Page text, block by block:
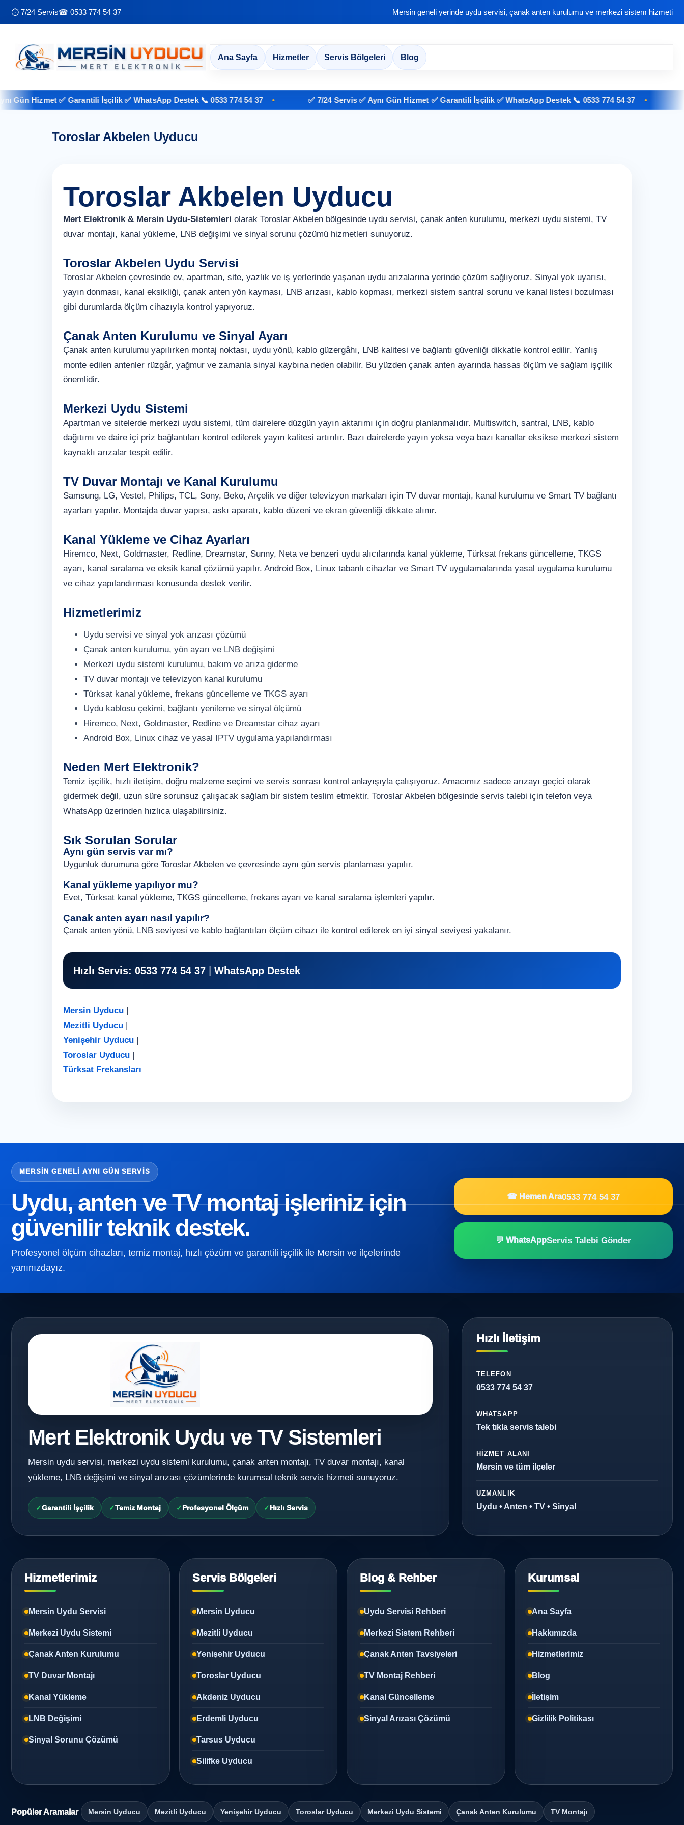
⏱ 7/24 Servis☎ 0533 774 54 37 Mersin geneli yerinde uydu servisi, çanak anten kurulumu ve merkezi sistem hizmeti
Ana Sayfa Hizmetler Servis Bölgeleri Blog
Hizmet ✅ Garantili İşçilik ✅ WhatsApp Destek 📞 0533 774 54 37 ✅ 7/24 Servis ✅ Aynı Gün Hizmet ✅ Garantili İşçilik ✅ WhatsApp Destek 📞 0533 774 54 37
Toroslar Akbelen Uyducu
Toroslar Akbelen Uyducu
Mert Elektronik & Mersin Uydu-Sistemleri olarak Toroslar Akbelen bölgesinde uydu servisi, çanak anten kurulumu, merkezi uydu sistemi, TV
duvar montajı, kanal yükleme, LNB değişimi ve sinyal sorunu çözümü hizmetleri sunuyoruz.
Toroslar Akbelen Uydu Servisi
Toroslar Akbelen çevresinde ev, apartman, site, yazlık ve iş yerlerinde yaşanan uydu arızalarına yerinde çözüm sağlıyoruz. Sinyal yok uyarısı,
yayın donması, kanal eksikliği, çanak anten yön kayması, LNB arızası, kablo kopması, merkezi sistem santral sorunu ve kanal listesi bozulması
gibi durumlarda ölçüm cihazıyla kontrol yapıyoruz.
Çanak Anten Kurulumu ve Sinyal Ayarı
Çanak anten kurulumu yapılırken montaj noktası, uydu yönü, kablo güzergâhı, LNB kalitesi ve bağlantı güvenliği dikkatle kontrol edilir. Yanlış
monte edilen antenler rüzgâr, yağmur ve zamanla sinyal kaybına neden olabilir. Bu yüzden çanak anten ayarında hassas ölçüm ve sağlam işçilik
önemlidir.
Merkezi Uydu Sistemi
Apartman ve sitelerde merkezi uydu sistemi, tüm dairelere düzgün yayın aktarımı için doğru planlanmalıdır. Multiswitch, santral, LNB, kablo
dağıtımı ve daire içi priz bağlantıları kontrol edilerek yayın kalitesi artırılır. Bazı dairelerde yayın yoksa veya bazı kanallar eksikse merkezi sistem
kaynaklı arızalar tespit edilir.
TV Duvar Montajı ve Kanal Kurulumu
Samsung, LG, Vestel, Philips, TCL, Sony, Beko, Arçelik ve diğer televizyon markaları için TV duvar montajı, kanal kurulumu ve Smart TV bağlantı
ayarları yapılır. Montajda duvar yapısı, askı aparatı, kablo düzeni ve ekran güvenliği dikkate alınır.
Kanal Yükleme ve Cihaz Ayarları
Hiremco, Next, Goldmaster, Redline, Dreamstar, Sunny, Neta ve benzeri uydu alıcılarında kanal yükleme, Türksat frekans güncelleme, TKGS
ayarı, kanal sıralama ve eksik kanal çözümü yapılır. Android Box, Linux tabanlı cihazlar ve Smart TV uygulamalarında yasal uygulama kurulumu
ve cihaz yapılandırması konusunda destek verilir.
Hizmetlerimiz
Uydu servisi ve sinyal yok arızası çözümü
Çanak anten kurulumu, yön ayarı ve LNB değişimi
Merkezi uydu sistemi kurulumu, bakım ve arıza giderme
TV duvar montajı ve televizyon kanal kurulumu
Türksat kanal yükleme, frekans güncelleme ve TKGS ayarı
Uydu kablosu çekimi, bağlantı yenileme ve sinyal ölçümü
Hiremco, Next, Goldmaster, Redline ve Dreamstar cihaz ayarı
Android Box, Linux cihaz ve yasal IPTV uygulama yapılandırması
Neden Mert Elektronik?
Temiz işçilik, hızlı iletişim, doğru malzeme seçimi ve servis sonrası kontrol anlayışıyla çalışıyoruz. Amacımız sadece arızayı geçici olarak
gidermek değil, uzun süre sorunsuz çalışacak sağlam bir sistem teslim etmektir. Toroslar Akbelen bölgesinde servis talebi için telefon veya
WhatsApp üzerinden hızlıca ulaşabilirsiniz.
Sık Sorulan Sorular
Aynı gün servis var mı?
Uygunluk durumuna göre Toroslar Akbelen ve çevresinde aynı gün servis planlaması yapılır.
Kanal yükleme yapılıyor mu?
Evet, Türksat kanal yükleme, TKGS güncelleme, frekans ayarı ve kanal sıralama işlemleri yapılır.
Çanak anten ayarı nasıl yapılır?
Çanak anten yönü, LNB seviyesi ve kablo bağlantıları ölçüm cihazı ile kontrol edilerek en iyi sinyal seviyesi yakalanır.
Hızlı Servis: 0533 774 54 37 WhatsApp Destek
Mersin Uyducu |
Mezitli Uyducu |
Yenişehir Uyducu |
Toroslar Uyducu |
Türksat Frekansları
MERSIN GENELI AYNI GÜN SERVIS
Uydu, anten ve TV montaj işleriniz için
güvenilir teknik destek.
Profesyonel ölçüm cihazları, temiz montaj, hızlı çözüm ve garantili işçilik ile Mersin ve ilçelerinde
yanınızdayız.
☎ Hemen Ara0533 774 54 37
💬 WhatsAppServis Talebi Gönder
Mert Elektronik Uydu ve TV Sistemleri
Mersin uydu servisi, merkezi uydu sistemi kurulumu, çanak anten montajı, TV duvar montajı, kanal
yükleme, LNB değişimi ve sinyal arızası çözümlerinde kurumsal teknik servis hizmeti sunuyoruz.
Garantili İşçilik Temiz Montaj Profesyonel Ölçüm Hızlı Servis
Hızlı İletişim
TELEFON
0533 774 54 37
WHATSAPP
Tek tıkla servis talebi
HIZMET ALANI
Mersin ve tüm ilçeler
UZMANLIK
Uydu • Anten • TV • Sinyal
Hizmetlerimiz
Mersin Uydu Servisi
Merkezi Uydu Sistemi
Çanak Anten Kurulumu
TV Duvar Montajı
Kanal Yükleme
LNB Değişimi
Sinyal Sorunu Çözümü
Servis Bölgeleri
Mersin Uyducu
Mezitli Uyducu
Yenişehir Uyducu
Toroslar Uyducu
Akdeniz Uyducu
Erdemli Uyducu
Tarsus Uyducu
Silifke Uyducu
Blog & Rehber
Uydu Servisi Rehberi
Merkezi Sistem Rehberi
Çanak Anten Tavsiyeleri
TV Montaj Rehberi
Kanal Güncelleme
Sinyal Arızası Çözümü
Kurumsal
Ana Sayfa
Hakkımızda
Hizmetlerimiz
Blog
İletişim
Gizlilik Politikası
Popüler Aramalar Mersin Uyducu Mezitli Uyducu Yenişehir Uyducu Toroslar Uyducu Merkezi Uydu Sistemi Çanak Anten Kurulumu TV Montajı